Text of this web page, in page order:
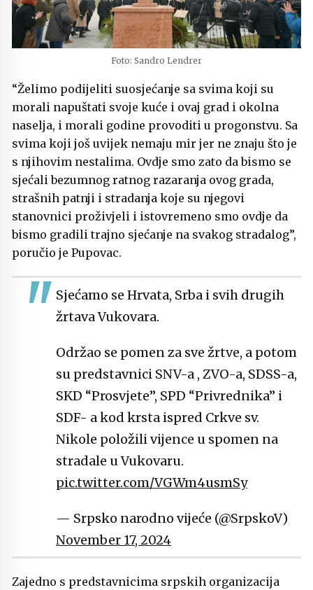
Foto: Sandro Lendrer
“Želimo podijeliti suosjećanje sa svima koji su
morali napuštati svoje kuće i ovaj grad i okolna
naselja, i morali godine provoditi u progonstvu. Sa
svima koji još uvijek nemaju mir jer ne znaju što je
s njihovim nestalima. Ovdje smo zato da bismo se
sjećali bezumnog ratnog razaranja ovog grada,
strašnih patnji i stradanja koje su njegovi
stanovnici proživjeli i istovremeno smo ovdje da
bismo gradili trajno sjećanje na svakog stradalog”,
poručio je Pupovac.
Sjećamo se Hrvata, Srba i svih drugih
žrtava Vukovara.
Održao se pomen za sve žrtve, a potom
su predstavnici SNV-a , ZVO-a, SDSS-a,
SKD “Prosvjete”, SPD “Privrednika” i
SDF- a kod krsta ispred Crkve sv.
Nikole položili vijence u spomen na
stradale u Vukovaru.
pic.twitter.com/VGWm4usmSy
— Srpsko narodno vijeće (@SrpskoV)
November 17, 2024
Zajedno s predstavnicima srpskih organizacija